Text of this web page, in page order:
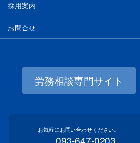
採用案内
お問合せ
労務相談専門サイト
お気軽にお問い合わせください。
093-647-0203